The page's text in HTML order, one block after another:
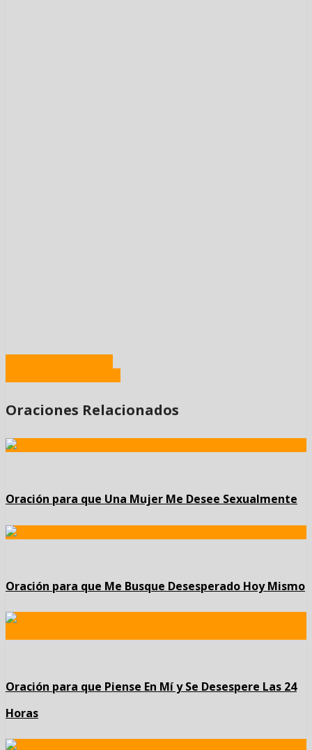
Oraciones Relacionados
Oración para que Una Mujer Me Desee Sexualmente
Oración para que Me Busque Desesperado Hoy Mismo
Oración para que Piense En Mí y Se Desespere Las 24
Horas